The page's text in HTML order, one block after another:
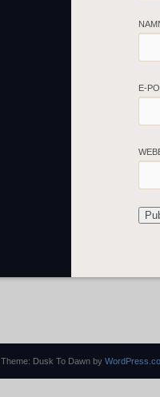
E-
Theme: Dusk To Dawn by